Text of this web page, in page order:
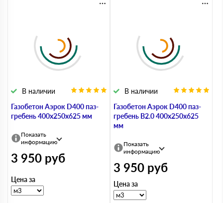
Газобетон Аэрок D400 паз-
гребень 400х250х625 мм
В наличии
Показать
информацию
3 950 руб
Цена за
Газобетон Аэрок D400 паз-
гребень В2.0 400х250х625
мм
В наличии
Показать
информацию
3 950 руб
Цена за